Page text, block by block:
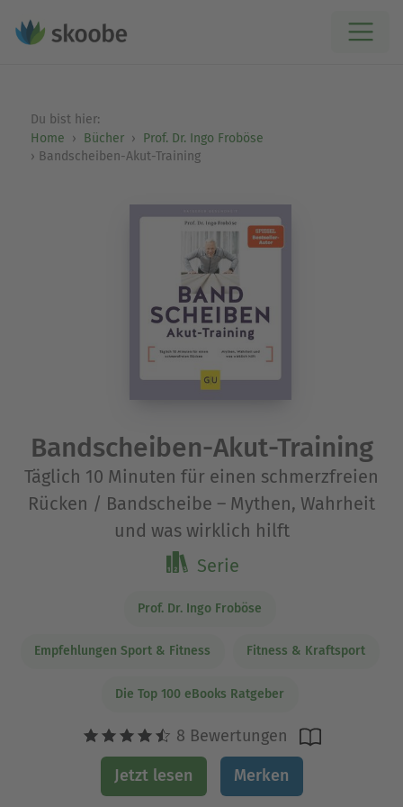
Du bist hier:
Home
Bücher
Prof. Dr. Ingo Froböse
Bandscheiben-Akut-Training
Bandscheiben-Akut-Training
Täglich 10 Minuten für einen schmerzfreien
Rücken / Bandscheibe – Mythen, Wahrheit
und was wirklich hilft
Serie
Prof. Dr. Ingo Froböse
Empfehlungen Sport & Fitness Fitness & Kraftsport
Die Top 100 eBooks Ratgeber
8 Bewertungen
Jetzt lesen Merken